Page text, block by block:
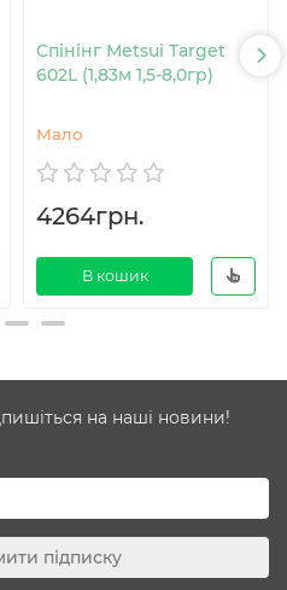
Спінінг Metsui Target
602L (1,83м 1,5-8,0гр)
Мало
4264грн.
В кошик
на наші новини!
підписку